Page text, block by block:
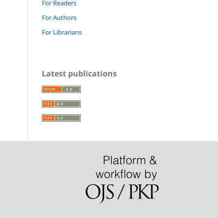
For Readers
For Authors
For Librarians
Latest publications